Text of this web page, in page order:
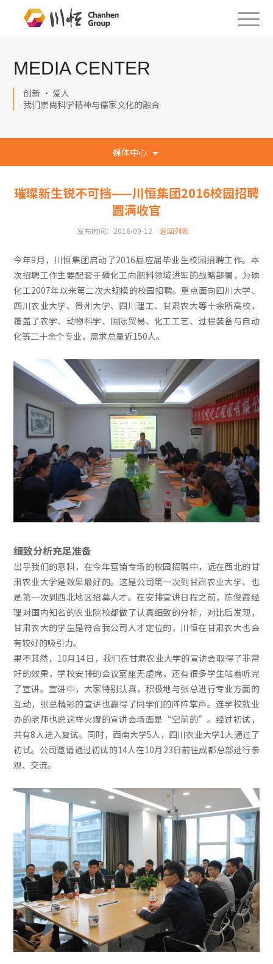
MEDIA CENTER
创新 · 爱人
我们崇尚科学精神与儒家文化的融合
媒体中心
璀璨新生锐不可挡——川恒集团2016校园招聘
圆满收官
发布时间：2016-09-12 返回列表
今年9月，川恒集团启动了2016届应届毕业生校园招聘工作。本
次招聘工作主要配套于磷化工向肥料领域进军的战略部署，为磷
化工2007年以来第二次大规模的校园招聘。重点面向四川大学、
四川农业大学、贵州大学、四川理工、甘肃农大等十余所高校，
覆盖了农学、动物科学、国际贸易、化工工艺、过程装备与自动
化等二十余个专业，需求总量近150人。
细致分析充足准备
出乎我们的意料，在今年营销专场的校园招聘中，远在西北的甘
肃农业大学是效果最好的。这是公司第一次到甘肃农业大学、也
是第一次到西北地区招募人才。在安排宣讲日程之前，陈俊霞经
理对国内知名的农业院校都做了认真细致的分析，对比后发现，
甘肃农大的学生是符合我公司人才定位的，川恒在甘肃农大也会
有较好的吸引力。
果不其然，10月14日，我们在甘肃农业大学的宣讲会取得了非常
好的效果，学校安排的会议室座无虚席，还有很多学生站着听完
了宣讲。宣讲中，大家特别认真，积极地与张总进行专业方面的
互动，张总精彩的宣讲也赢得了同学们的阵阵掌声。连学校就业
办的老师也说这样火爆的宣讲会场面是“空前的”。经过初试，
共有8人进入复试。同时，西南大学5人，四川农业大学1人通过了
初试。公司邀请通过初试的14人在10月23日前往成都总部进行参
观、交流。